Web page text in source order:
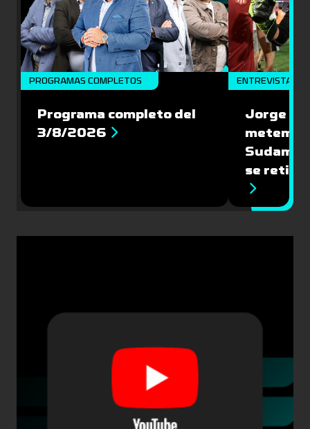
PROGRAMAS COMPLETOS
Programa completo del
3/8/2026
ENTREVISTAS
Jorge
se retira